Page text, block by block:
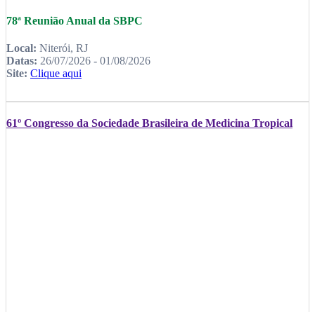
78ª Reunião Anual da SBPC
Local: Niterói, RJ
Datas: 26/07/2026 - 01/08/2026
Site: Clique aqui
61º Congresso da Sociedade Brasileira de Medicina Tropical